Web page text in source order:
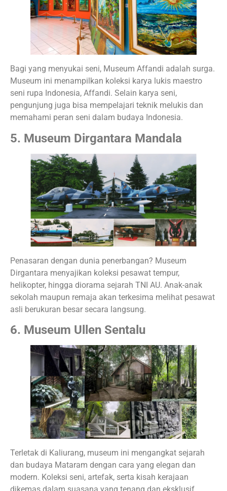
Bagi yang menyukai seni, Museum Affandi adalah surga.
Museum ini menampilkan koleksi karya lukis maestro
seni rupa Indonesia, Affandi. Selain karya seni,
pengunjung juga bisa mempelajari teknik melukis dan
memahami peran seni dalam budaya Indonesia.
5. Museum Dirgantara Mandala
Penasaran dengan dunia penerbangan? Museum
Dirgantara menyajikan koleksi pesawat tempur,
helikopter, hingga diorama sejarah TNI AU. Anak-anak
sekolah maupun remaja akan terkesima melihat pesawat
asli berukuran besar secara langsung.
6. Museum Ullen Sentalu
Terletak di Kaliurang, museum ini mengangkat sejarah
dan budaya Mataram dengan cara yang elegan dan
modern. Koleksi seni, artefak, serta kisah kerajaan